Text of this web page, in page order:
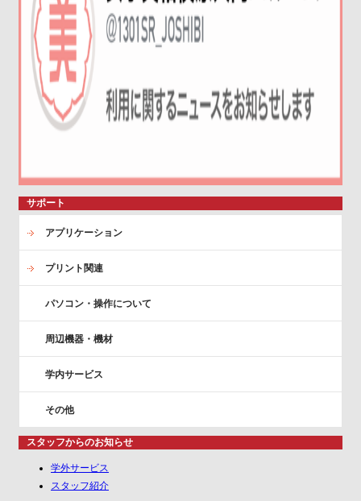
サポート
アプリケーション
プリント関連
パソコン・操作について
周辺機器・機材
学内サービス
その他
スタッフからのお知らせ
学外サービス
スタッフ紹介